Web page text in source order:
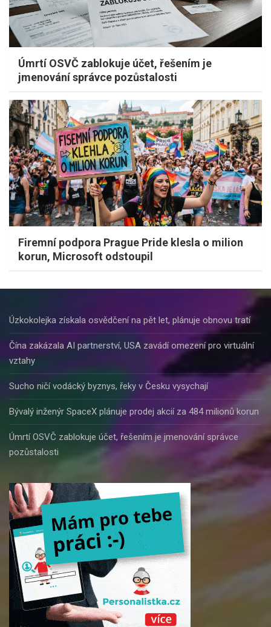
Úmrtí OSVČ zablokuje účet, řešením je
jmenování správce pozůstalosti
Firemní podpora Prague Pride klesla o milion
korun, Microsoft odstoupil
Úzkokolejka získala osvědčení na pět let, plánuje obnovu tratí
Čína zakázala AI partnerství, USA zavádí omezení pro virtuální
vztahy
Sucho ničí vodácký byznys, řeky v Česku vysychají
Bývalý inženýr SpaceX plánuje prodej akcií za 484 milionů korun
Úmrtí OSVČ zablokuje účet, řešením je jmenování správce
pozůstalosti